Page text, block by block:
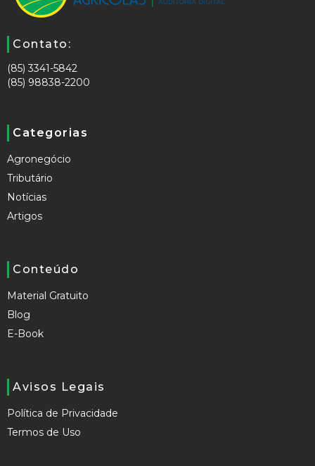
Contato:
(85) 3341-5842
(85) 98838-2200
Categorias
Agronegócio
Tributário
Notícias
Artigos
Conteúdo
Material Gratuito
Blog
E-Book
Avisos Legais
Política de Privacidade
Termos de Uso